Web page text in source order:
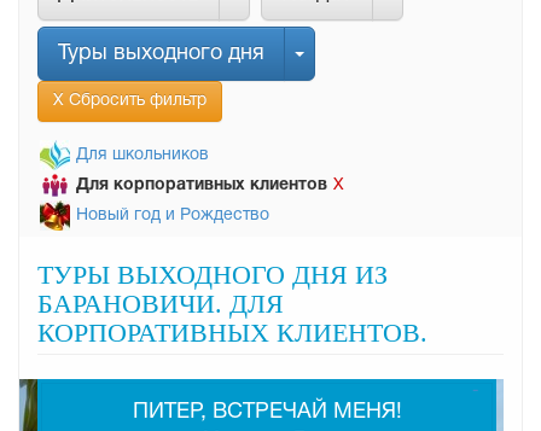
Туры выходного дня
Х Сбросить фильтр
Для школьников
Для корпоративных клиентов Х
Новый год и Рождество
ТУРЫ ВЫХОДНОГО ДНЯ ИЗ
БАРАНОВИЧИ. ДЛЯ
КОРПОРАТИВНЫХ КЛИЕНТОВ.
ПИТЕР, ВСТРЕЧАЙ МЕНЯ!
-